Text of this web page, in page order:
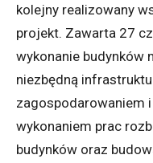
kolejny realizowany
projekt. Zawarta 27
wykonanie budynków
niezbędną
zagospodarowaniem
wykonaniem prac
budynków oraz